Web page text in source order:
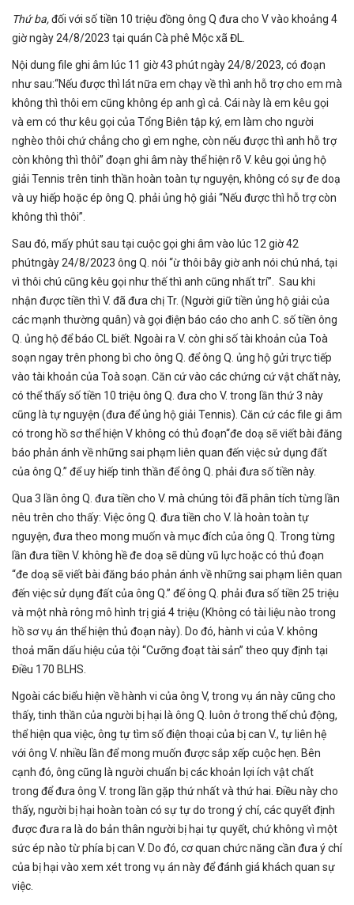
Thứ ba,đối với số tiền 10 triệu đồng ông Q đưa cho V vào khoảng 4
giờ ngày 24/8/2023 tại quán Cà phê Mộc xã ĐL.
Nội dung file ghi âm lúc 11 giờ 43 phút ngày 24/8/2023, có đoạn
như sau:“Nếu được thì lát nữa em chạy về thì anh hỗ trợ cho em mà
không thì thôi em cũng không ép anh gì cả. Cái này là em kêu gọi
và em có thư kêu gọi của Tổng Biên tập ký, em làm cho người
nghèo thôi chứ chẳng cho gì em nghe, còn nếu được thì anh hỗ trợ
còn không thì thôi” đoạn ghi âm này thể hiện rõ V. kêu gọi ủng hộ
giải Tennis trên tinh thần hoàn toàn tự nguyện, không có sự đe doạ
và uy hiếp hoặc ép ông Q. phải ủng hộ giải “Nếu được thì hỗ trợ còn
không thì thôi”.
Sau đó, mấy phút sau tại cuộc gọi ghi âm vào lúc 12 giờ 42
phútngày 24/8/2023 ông Q. nói “ừ thôi bây giờ anh nói chú nhá, tại
vì thôi chú cũng kêu gọi như thế thì anh cũng nhất trí”. Sau khi
nhận được tiền thì V. đã đưa chị Tr. (Người giữ tiền ủng hộ giải của
các mạnh thường quân) và gọi điện báo cáo cho anh C. số tiền ông
Q. ủng hộ để báo CL biết. Ngoài ra V. còn ghi số tài khoản của Toà
soạn ngay trên phong bì cho ông Q. để ông Q. ủng hộ gửi trực tiếp
vào tài khoản của Toà soạn. Căn cứ vào các chứng cứ vật chất này,
có thể thấy số tiền 10 triệu ông Q. đưa cho V. trong lần thứ 3 này
cũng là tự nguyện (đưa để ủng hộ giải Tennis). Căn cứ các file gi âm
có trong hồ sơ thể hiện V không có thủ đoạn“đe doạ sẽ viết bài đăng
báo phản ánh về những sai phạm liên quan đến việc sử dụng đất
của ông Q.” để uy hiếp tinh thần để ông Q. phải đưa số tiền này.
Qua 3 lần ông Q. đưa tiền cho V. mà chúng tôi đã phân tích từng lần
nêu trên cho thấy: Việc ông Q. đưa tiền cho V. là hoàn toàn tự
nguyện, đưa theo mong muốn và mục đích của ông Q. Trong từng
lần đưa tiền V. không hề đe doạ sẽ dùng vũ lực hoặc có thủ đoạn
“đe doạ sẽ viết bài đăng báo phản ánh về những sai phạm liên quan
đến việc sử dụng đất của ông Q.” để ông Q. phải đưa số tiền 25 triệu
và một nhà rông mô hình trị giá 4 triệu (Không có tài liệu nào trong
hồ sơ vụ án thể hiện thủ đoạn này). Do đó, hành vi của V. không
thoả mãn dấu hiệu của tội “Cưỡng đoạt tài sản” theo quy định tại
Điều 170 BLHS.
Ngoài các biểu hiện về hành vi của ông V, trong vụ án này cũng cho
thấy, tinh thần của người bị hại là ông Q. luôn ở trong thế chủ động,
thể hiện qua việc, ông tự tìm số điện thoại của bị can V., tự liên hệ
với ông V. nhiều lần để mong muốn được sắp xếp cuộc hẹn. Bên
cạnh đó, ông cũng là người chuẩn bị các khoản lợi ích vật chất
trong để đưa ông V. trong lần gặp thứ nhất và thứ hai. Điều này cho
thấy, người bị hại hoàn toàn có sự tự do trong ý chí, các quyết định
được đưa ra là do bản thân người bị hại tự quyết, chứ không vì một
sức ép nào từ phía bị can V. Do đó, cơ quan chức năng cần đưa ý chí
của bị hại vào xem xét trong vụ án này để đánh giá khách quan sự
việc.